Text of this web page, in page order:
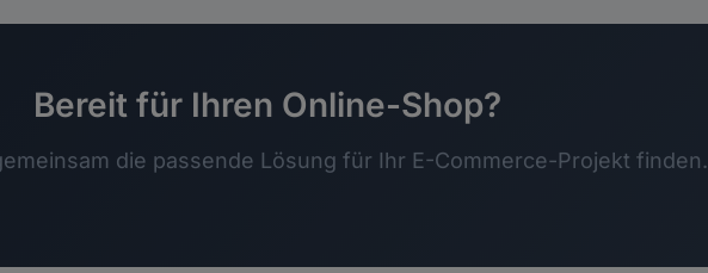
Bereit für Ihren Online-Shop?
die passende Lösung für Ihr E-Commerce-Projekt finden.